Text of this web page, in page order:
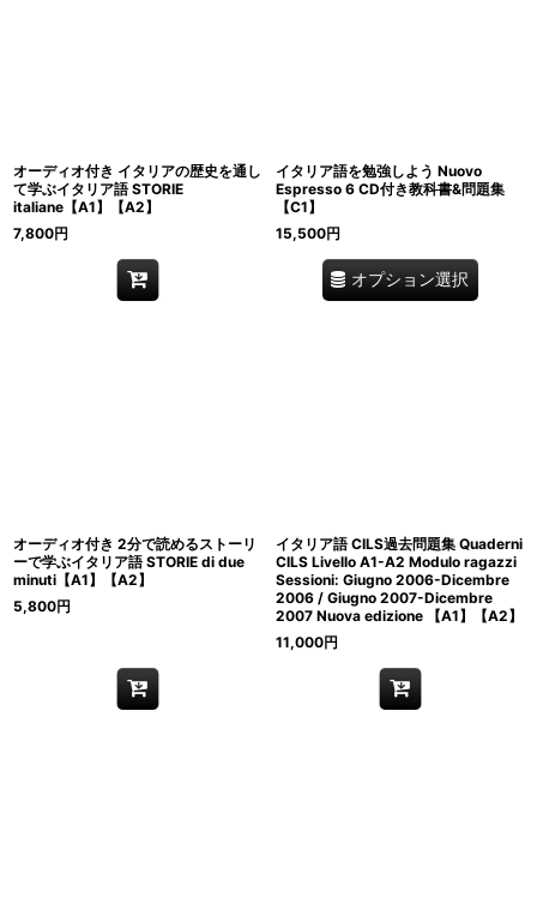
オーディオ付き イタリアの歴史を通し
て学ぶイタリア語 STORIE
italiane【A1】【A2】
7,800円
イタリア語を勉強しよう Nuovo
Espresso 6 CD付き教科書&問題集
【C1】
15,500円
オプション選択
オーディオ付き 2分で読めるストーリ
ーで学ぶイタリア語 STORIE di due
minuti【A1】【A2】
5,800円
イタリア語 CILS過去問題集 Quaderni
CILS Livello A1-A2 Modulo ragazzi
Sessioni: Giugno 2006-Dicembre
2006 / Giugno 2007-Dicembre
2007 Nuova edizione 【A1】【A2】
11,000円